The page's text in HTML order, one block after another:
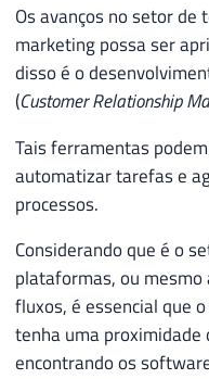
Os avanços no setor
marketing possa ser
disso é o
(Customer Relationship
Tais ferramentas
automatizar tarefas e
processos.
Considerando que é o
plataformas, ou
fluxos, é essencial que
tenha uma proximidade
encontrando os